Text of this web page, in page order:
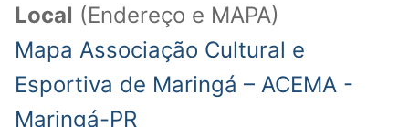
Local (Endereço e MAPA)
Mapa Associação Cultural e
Esportiva de Maringá – ACEMA -
Maringá-PR